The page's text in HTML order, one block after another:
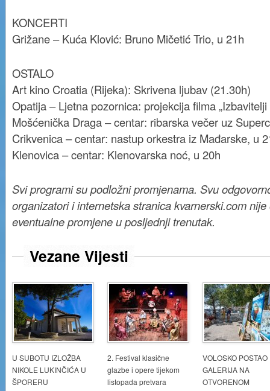
KONCERTI
Grižane – Kuća Klović: Bruno Mičetić Trio, u 21h
OSTALO
Art kino Croatia (Rijeka): Skrivena ljubav (21.30h)
Opatija – Ljetna pozornica: projekcija filma „Izbavitelji
Mošćenička Draga – centar: ribarska večer uz
Crikvenica – centar: nastup orkestra iz Mađarske, u
Klenovica – centar: Klenovarska noć, u 20h
Svi programi su podložni promjenama. Svu
organizatori i internetska stranica kvarnerski.com
eventualne promjene u posljednji trenutak.
Vezane Vijesti
U SUBOTU IZLOŽBA
NIKOLE LUKINČIĆA U
ŠPORERU
2. Festival klasične
glazbe i opere tijekom
listopada pretvara
VOLOSKO POSTAO
GALERIJA NA
OTVORENOM